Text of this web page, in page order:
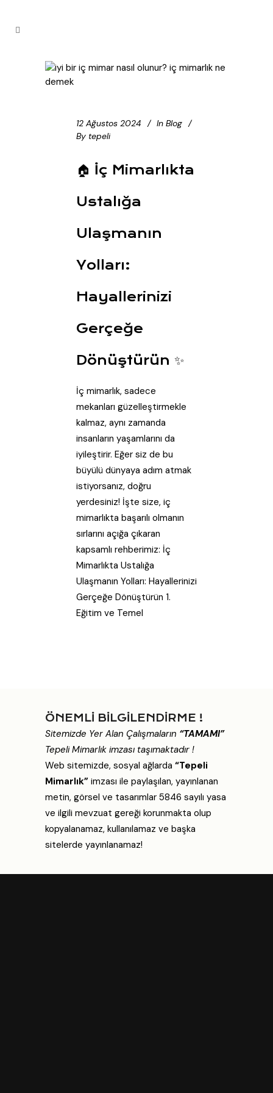
12 Ağustos 2024 In Blog
By tepeli
🏠 İç Mimarlıkta
Ustalığa
Ulaşmanın
Yolları:
Hayallerinizi
Gerçeğe
Dönüştürün ✨
İç mimarlık, sadece
mekanları güzelleştirmekle
kalmaz, aynı zamanda
insanların yaşamlarını da
iyileştirir. Eğer siz de bu
büyülü dünyaya adım atmak
istiyorsanız, doğru
yerdesiniz! İşte size, iç
mimarlıkta başarılı olmanın
sırlarını açığa çıkaran
kapsamlı rehberimiz: İç
Mimarlıkta Ustalığa
Ulaşmanın Yolları: Hayallerinizi
Gerçeğe Dönüştürün 1.
Eğitim ve Temel
ÖNEMLİ BİLGİLENDİRME !
Sitemizde Yer Alan Çalışmaların “TAMAMI”
Tepeli Mimarlık imzası taşımaktadır !
Web sitemizde, sosyal ağlarda “Tepeli
Mimarlık” imzası ile paylaşılan, yayınlanan
metin, görsel ve tasarımlar 5846 sayılı yasa
ve ilgili mevzuat gereği korunmakta olup
kopyalanamaz, kullanılamaz ve başka
sitelerde yayınlanamaz!